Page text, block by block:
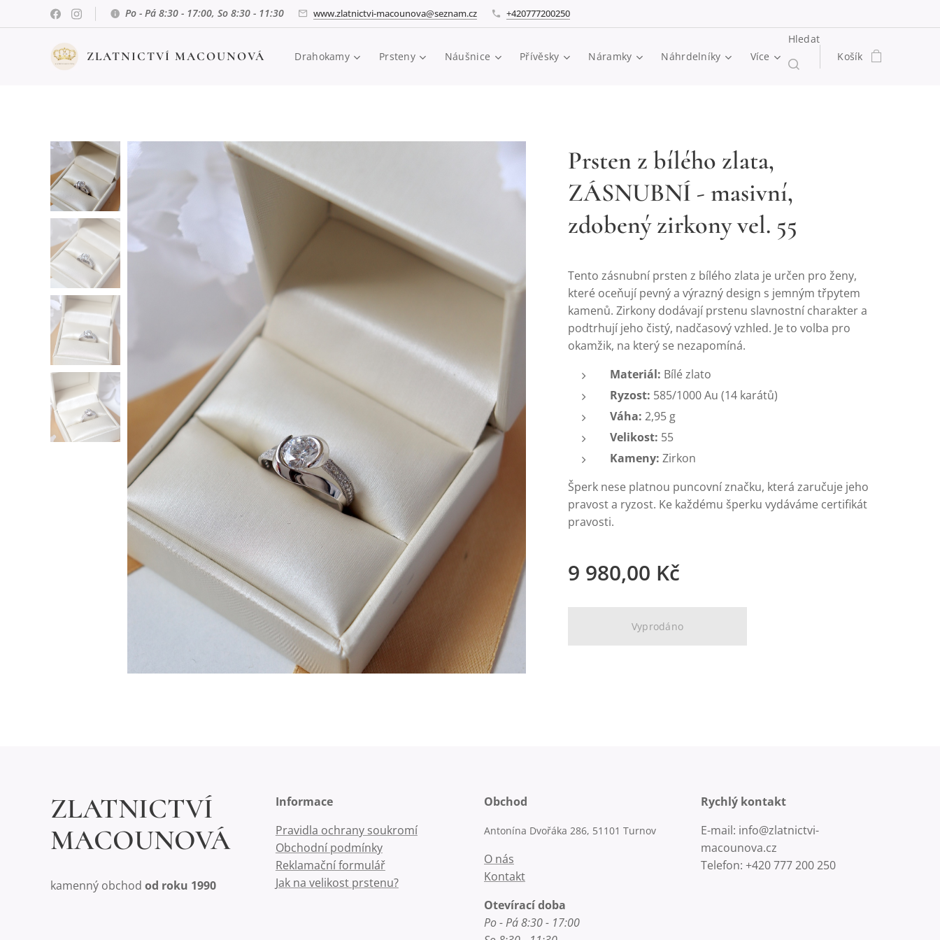
Po - Pá 8:30 - 17:00, So 8:30 - 11:30 www.zlatnictvi-macounova@seznam.cz +420777200250
ZLATNICTVÍ MACOUNOVÁ Drahokamy Prsteny Náušnice Přívěsky Náramky Náhrdelníky Více
Hledat
Košík
Prsten z bílého zlata,
ZÁSNUBNÍ - masivní,
zdobený zirkony vel. 55
Tento zásnubní prsten z bílého zlata je určen pro ženy,
které oceňují pevný a výrazný design s jemným třpytem
kamenů. Zirkony dodávají prstenu slavnostní charakter a
podtrhují jeho čistý, nadčasový vzhled. Je to volba pro
okamžik, na který se nezapomíná.
Materiál: Bílé zlato
Ryzost: 585/1000 Au (14 karátů)
Váha: 2,95 g
Velikost: 55
Kameny: Zirkon
Šperk nese platnou puncovní značku, která zaručuje jeho
pravost a ryzost. Ke každému šperku vydáváme certifikát
pravosti.
9 980,00 Kč
Vyprodáno
ZLATNICTVÍ
MACOUNOVÁ
kamenný obchod od roku 1990
Informace
Pravidla ochrany soukromí
Obchodní podmínky
Reklamační formulář
Jak na velikost prstenu?
Obchod
Antonína Dvořáka 286, 51101 Turnov
O nás
Kontakt
Otevírací doba
Po - Pá 8:30 - 17:00
Rychlý kontakt
E-mail: info@zlatnictvi-
macounova.cz
Telefon: +420 777 200 250